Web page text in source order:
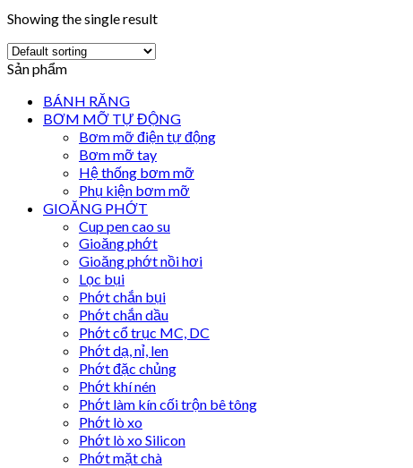
Showing the single result
Sản phẩm
BÁNH RĂNG
BƠM MỠ TỰ ĐỘNG
Bơm mỡ điện tự động
Bơm mỡ tay
Hệ thống bơm mỡ
Phụ kiện bơm mỡ
GIOĂNG PHỚT
Cup pen cao su
Gioăng phớt
Gioăng phớt nồi hơi
Lọc bụi
Phớt chắn bụi
Phớt chắn dầu
Phớt cổ trục MC, DC
Phớt dạ, nỉ, len
Phớt đặc chủng
Phớt khí nén
Phớt làm kín cối trộn bê tông
Phớt lò xo
Phớt lò xo Silicon
Phớt mặt chà